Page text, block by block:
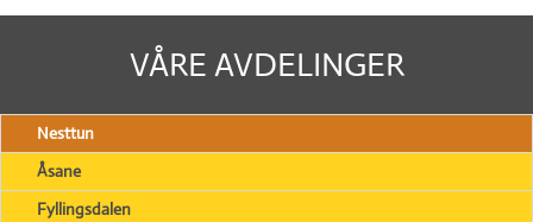
VÅRE AVDELINGER
Nesttun
Åsane
Fyllingsdalen